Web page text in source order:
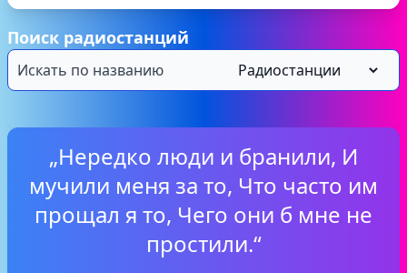
Поиск радиостанций
„Нередко люди и бранили, И
мучили меня за то, Что часто им
прощал я то, Чего они б мне не
простили.“